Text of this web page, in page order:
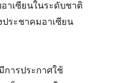
าเซียนในระดับชาติ
ระชาคมอาเซียน
รประกาศใช้